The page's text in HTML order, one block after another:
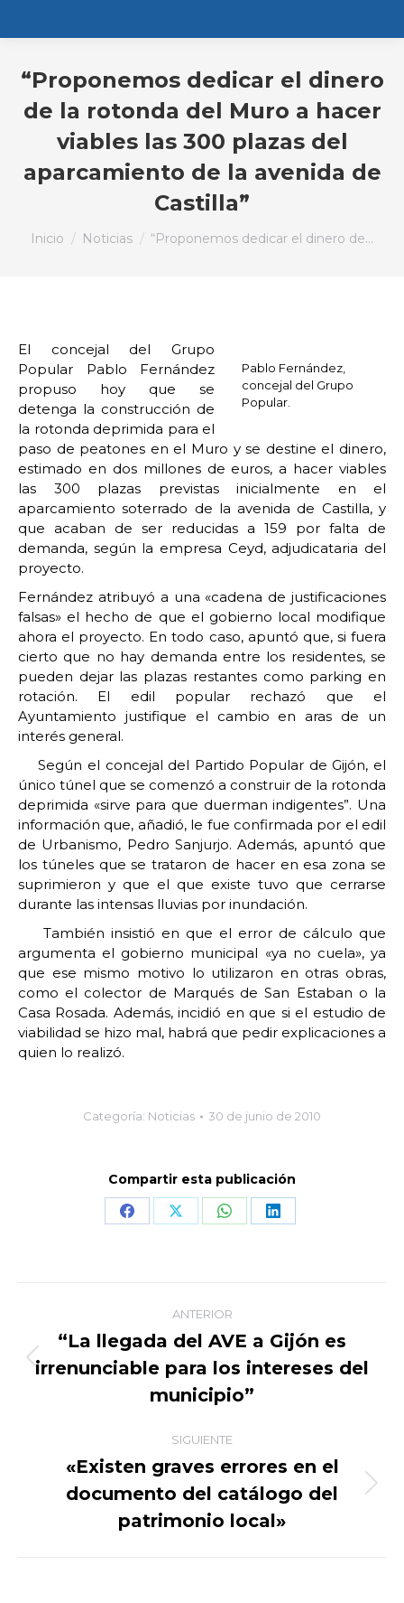
“Proponemos dedicar el dinero
de la rotonda del Muro a hacer
viables las 300 plazas del
aparcamiento de la avenida de
Castilla”
Estás aquí:
Inicio Noticias “Proponemos dedicar el dinero de…
Pablo Fernández,
concejal del Grupo
Popular.
El concejal del Grupo
Popular Pablo Fernández
propuso hoy que se
detenga la construcción de
la rotonda deprimida para el
paso de peatones en el Muro y se destine el dinero,
estimado en dos millones de euros, a hacer viables
las 300 plazas previstas inicialmente en el
aparcamiento soterrado de la avenida de Castilla, y
que acaban de ser reducidas a 159 por falta de
demanda, según la empresa Ceyd, adjudicataria del
proyecto.
Fernández atribuyó a una «cadena de justificaciones
falsas» el hecho de que el gobierno local modifique
ahora el proyecto. En todo caso, apuntó que, si fuera
cierto que no hay demanda entre los residentes, se
pueden dejar las plazas restantes como parking en
rotación. El edil popular rechazó que el
Ayuntamiento justifique el cambio en aras de un
interés general.
Según el concejal del Partido Popular de Gijón, el
único túnel que se comenzó a construir de la rotonda
deprimida «sirve para que duerman indigentes”. Una
información que, añadió, le fue confirmada por el edil
de Urbanismo, Pedro Sanjurjo. Además, apuntó que
los túneles que se trataron de hacer en esa zona se
suprimieron y que el que existe tuvo que cerrarse
durante las intensas lluvias por inundación.
También insistió en que el error de cálculo que
argumenta el gobierno municipal «ya no cuela», ya
que ese mismo motivo lo utilizaron en otras obras,
como el colector de Marqués de San Estaban o la
Casa Rosada. Además, incidió en que si el estudio de
viabilidad se hizo mal, habrá que pedir explicaciones a
quien lo realizó.
Categoría: Noticias 30 de junio de 2010
Compartir esta publicación
Share Share Share Share
Navegación
entre
publicaciones
ANTERIOR
Publicación
anterior:
“La llegada del AVE a Gijón es
irrenunciable para los intereses del
municipio”
SIGUIENTE
Publicación
siguiente:
«Existen graves errores en el
documento del catálogo del
patrimonio local»